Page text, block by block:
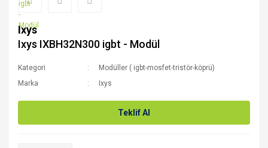
Ixys
Ixys IXBH32N300 igbt - Modül
Kategori
Modüller ( igbt-mosfet-tristör-köprü)
Marka
Ixys
Teklif Al